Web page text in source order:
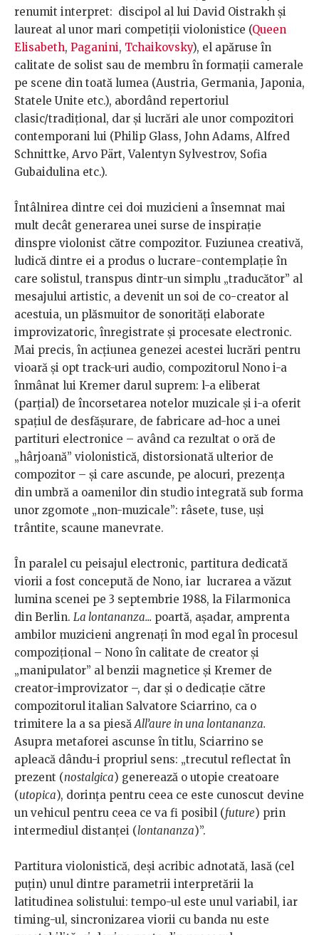
renumit interpret: discipol al lui David Oistrakh și
laureat al unor mari competiții violonistice (Queen
Elisabeth, Paganini, Tchaikovsky), el apăruse în
calitate de solist sau de membru în formații camerale
pe scene din toată lumea (Austria, Germania, Japonia,
Statele Unite etc.), abordând repertoriul
clasic/tradițional, dar și lucrări ale unor compozitori
contemporani lui (Philip Glass, John Adams, Alfred
Schnittke, Arvo Pärt, Valentyn Sylvestrov, Sofia
Gubaidulina etc.).
Întâlnirea dintre cei doi muzicieni a însemnat mai
mult decât generarea unei surse de inspirație
dinspre violonist către compozitor. Fuziunea creativă,
ludică dintre ei a produs o lucrare-contemplație în
care solistul, transpus dintr-un simplu „traducător” al
mesajului artistic, a devenit un soi de co-creator al
acestuia, un plăsmuitor de sonorități elaborate
improvizatoric, înregistrate și procesate electronic.
Mai precis, în acțiunea genezei acestei lucrări pentru
vioară și opt track-uri audio, compozitorul Nono i-a
înmânat lui Kremer darul suprem: l-a eliberat
(parțial) de încorsetarea notelor muzicale și i-a oferit
spațiul de desfășurare, de fabricare ad-hoc a unei
partituri electronice – având ca rezultat o oră de
„hârjoană” violonistică, distorsionată ulterior de
compozitor – și care ascunde, pe alocuri, prezenţa
din umbră a oamenilor din studio integrată sub forma
unor zgomote „non-muzicale”: râsete, tuse, uși
trântite, scaune manevrate.
În paralel cu peisajul electronic, partitura dedicată
viorii a fost concepută de Nono, iar lucrarea a văzut
lumina scenei pe 3 septembrie 1988, la Filarmonica
din Berlin. La lontananza... poartă, așadar, amprenta
ambilor muzicieni angrenați în mod egal în procesul
compozițional – Nono în calitate de creator şi
„manipulator” al benzii magnetice și Kremer de
creator-improvizator –, dar și o dedicație către
compozitorul italian Salvatore Sciarrino, ca o
trimitere la a sa piesăAll’aure in una lontananza.
Asupra metaforei ascunse în titlu, Sciarrino se
apleacă dându-i propriul sens: „trecutul reflectat în
prezent (nostalgica) generează o utopie creatoare
(utopica), dorința pentru ceea ce este cunoscut devine
un vehicul pentru ceea ce va fi posibil (future) prin
intermediul distanței (lontananza)”.
Partitura violonistică, deși acribic adnotată, lasă (cel
puțin) unul dintre parametrii interpretării la
latitudinea solistului: tempo-ul este unul variabil, iar
timing-ul, sincronizarea viorii cu banda nu este